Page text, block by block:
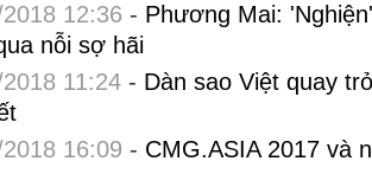
12:36 - Phương Mai:
nỗi sợ hãi
11:24- Dàn sao Việt quay
16:09 - CMG.ASIA 2017 và